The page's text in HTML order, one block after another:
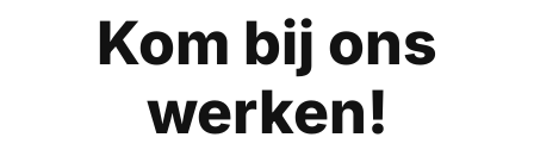
Kom bij ons
werken!